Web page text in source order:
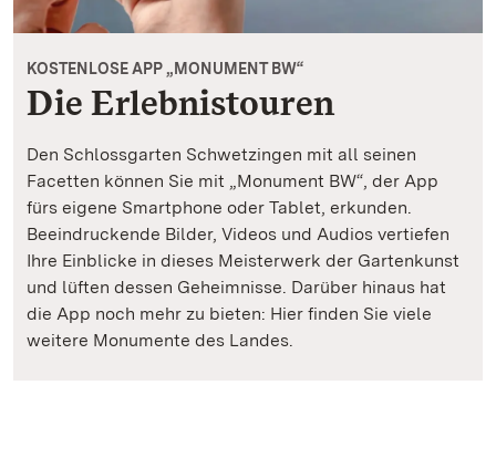
KOSTENLOSE APP „MONUMENT BW“
Die Erlebnistouren
Den Schlossgarten Schwetzingen mit all seinen
Facetten können Sie mit „Monument BW“, der App
fürs eigene Smartphone oder Tablet, erkunden.
Beeindruckende Bilder, Videos und Audios vertiefen
Ihre Einblicke in dieses Meisterwerk der Gartenkunst
und lüften dessen Geheimnisse. Darüber hinaus hat
die App noch mehr zu bieten: Hier finden Sie viele
weitere Monumente des Landes.